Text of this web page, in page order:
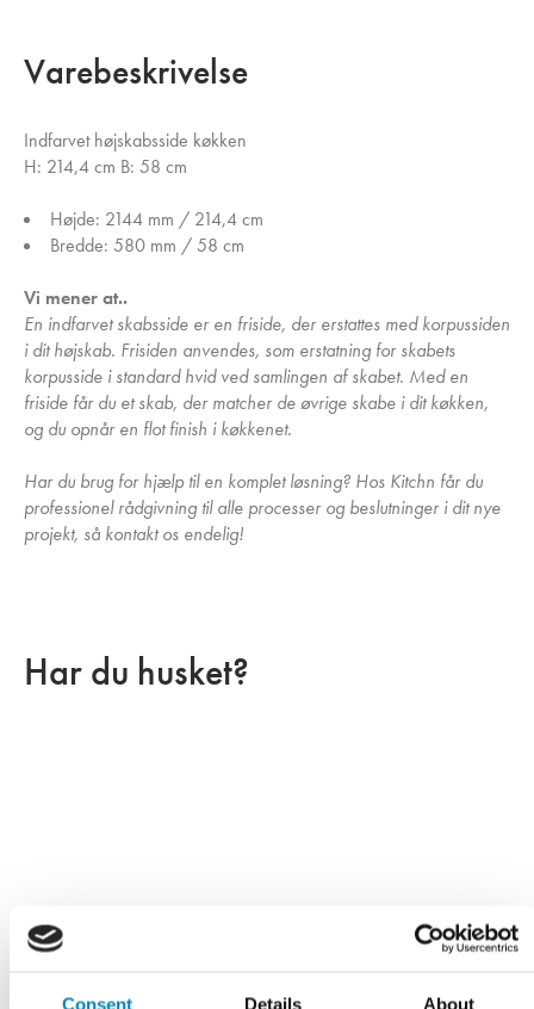
Consent Details About
Varebeskrivelse
Indfarvet højskabsside køkken
H: 214,4 cm B: 58 cm
Højde: 2144 mm / 214,4 cm
Bredde: 580 mm / 58 cm
Vi mener at..
En indfarvet skabsside er en friside, der erstattes med korpussiden
i dit højskab. Frisiden anvendes, som erstatning for skabets
korpusside i standard hvid ved samlingen af skabet. Med en
friside får du et skab, der matcher de øvrige skabe i dit køkken,
og du opnår en flot finish i køkkenet.
Har du brug for hjælp til en komplet løsning? Hos Kitchn får du
professionel rådgivning til alle processer og beslutninger i dit nye
projekt, så kontakt os endelig!
Har du husket?